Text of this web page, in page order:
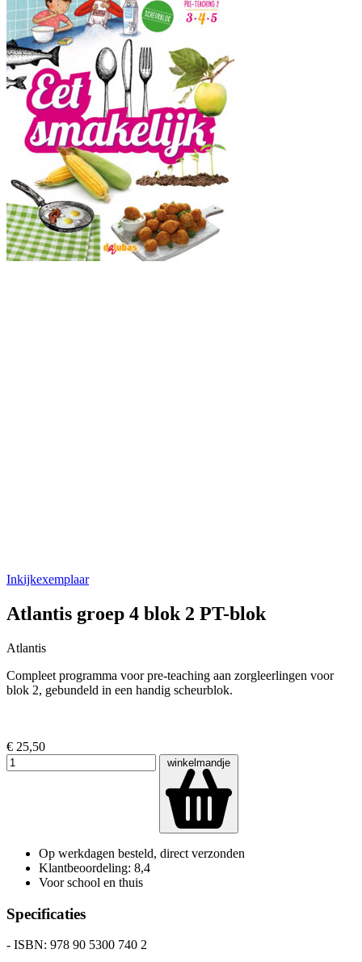
Inkijkexemplaar
Atlantis groep 4 blok 2 PT-blok
Atlantis
Compleet programma voor pre-teaching aan zorgleerlingen voor
blok 2, gebundeld in een handig scheurblok.
€ 25,50
winkelmandje
Op werkdagen besteld, direct verzonden
Klantbeoordeling: 8,4
Voor school en thuis
Specificaties
- ISBN: 978 90 5300 740 2